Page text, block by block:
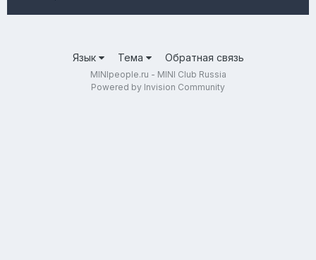
Язык Тема Обратная связь
MINIpeople.ru - MINI Club Russia
Powered by Invision Community